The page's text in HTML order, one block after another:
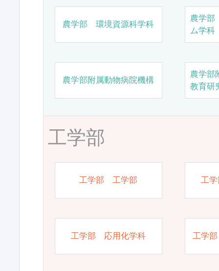
農学部 環境資源科学科
農学
ム学科
農学部附属動物病院機構
農学部
教育研
工学部
工学部 工学部 工
工学部 応用化学科 工学